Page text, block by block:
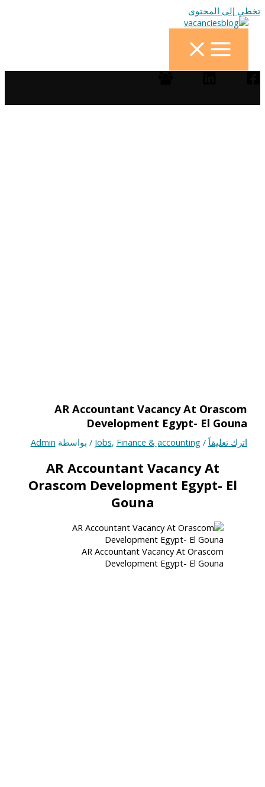
تخطي إلى المحتوى
AR Accountant Vacancy At Orascom
Development Egypt- El Gouna
اترك تعليقاً /
Jobs, Finance & ِaccounting / بواسطة Admin
AR Accountant Vacancy At
Orascom Development Egypt- El
Gouna
AR Accountant Vacancy At Orascom
Development Egypt- El Gouna